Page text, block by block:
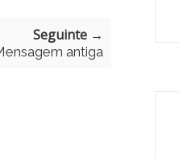
Seguinte →
antiga